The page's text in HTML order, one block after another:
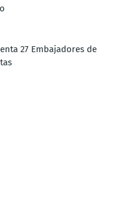
27 Embajadores de